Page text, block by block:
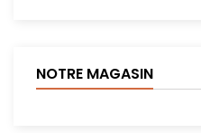
NOTRE MAGASIN